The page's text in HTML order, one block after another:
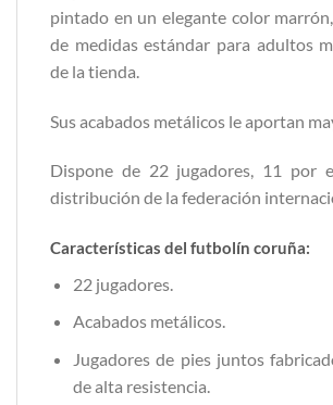
pintado en un elegante color
de medidas estándar para adultos
de la tienda.
Sus acabados metálicos le aportan
Dispone de 22 jugadores, 11 por
distribución de la federación
Características del futbolín coruña:
22 jugadores.
Acabados metálicos.
Jugadores de pies juntos
de alta resistencia.